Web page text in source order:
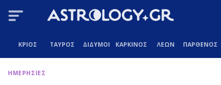
ΚΡΙΟΣ ΤΑΥΡΟΣ ΔΙΔΥΜΟΙ ΚΑΡΚΙΝΟΣ ΛΕΩΝ ΠΑΡΘΕΝΟΣ
ΗΜΕΡΗΣΙΕΣ